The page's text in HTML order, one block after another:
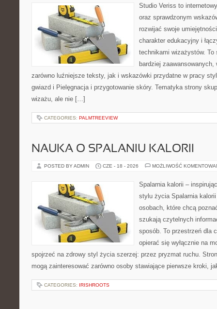
Studio Veriss to
oraz sprawdzonym
rozwijać swoje
charakter edukacyjny i
technikami wizażystów.
bardziej
zarówno luźniejsze teksty, jak i wskazówki przydatne w pracy
gwiazd i Pielęgnacja i przygotowanie skóry. Tematyka strony
wizażu, ale nie […]
CATEGORIES: PALMTREEVIEW
NAUKA O SPALANIU KALORII
POSTED BY ADMIN CZE - 18 - 2026 MOŻLIWOŚĆ
Spalarnia kalorii –
stylu życia Spalarnia
osobach, które chcą
szukają czytelnych
sposób. To przestrzeń dla
opierać się wyłącznie na
spojrzeć na zdrowy styl życia szerzej: przez pryzmat ruchu.
mogą zainteresować zarówno osoby stawiające pierwsze kroki,
CATEGORIES: IRISHROOTS